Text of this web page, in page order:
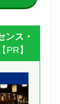
ンス・
【PR】